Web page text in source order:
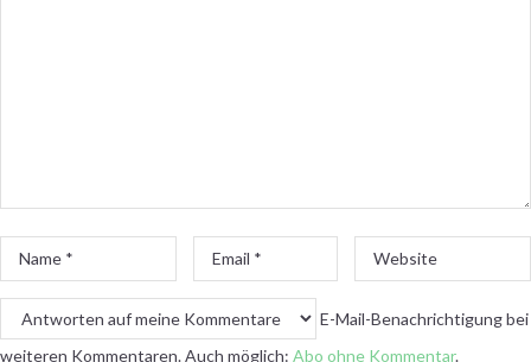
Name
*
Email
*
Website
E-Mail-Benachrichtigung bei
weiteren Kommentaren. Auch möglich: Abo ohne Kommentar.